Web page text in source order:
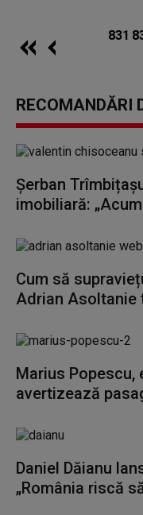
831
RECOMANDĂRI
Șerban
imobiliară:
Cum să
Adrian Asoltanie
Marius Popescu,
avertizează
Daniel Dăianu
„România riscă